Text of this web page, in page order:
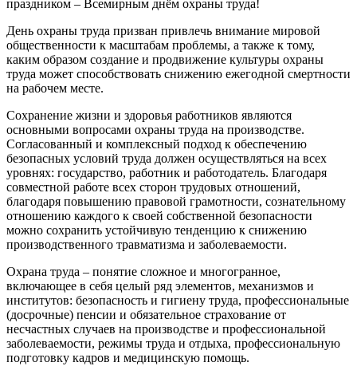
праздником – Всемирным днём охраны труда!
День охраны труда призван привлечь внимание мировой
общественности к масштабам проблемы, а также к тому,
каким образом создание и продвижение культуры охраны
труда может способствовать снижению ежегодной смертности
на рабочем месте.
Сохранение жизни и здоровья работников являются
основными вопросами охраны труда на производстве.
Согласованный и комплексный подход к обеспечению
безопасных условий труда должен осуществляться на всех
уровнях: государство, работник и работодатель. Благодаря
совместной работе всех сторон трудовых отношений,
благодаря повышению правовой грамотности, сознательному
отношению каждого к своей собственной безопасности
можно сохранить устойчивую тенденцию к снижению
производственного травматизма и заболеваемости.
Охрана труда – понятие сложное и многогранное,
включающее в себя целый ряд элементов, механизмов и
институтов: безопасность и гигиену труда, профессиональные
(досрочные) пенсии и обязательное страхование от
несчастных случаев на производстве и профессиональной
заболеваемости, режимы труда и отдыха, профессиональную
подготовку кадров и медицинскую помощь.